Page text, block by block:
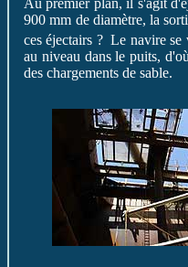
Au premier plan, il s'agit
900 mm de diamètre, la
ces éjectairs ? Le navire se
au niveau dans le puits,
des chargements de sable.